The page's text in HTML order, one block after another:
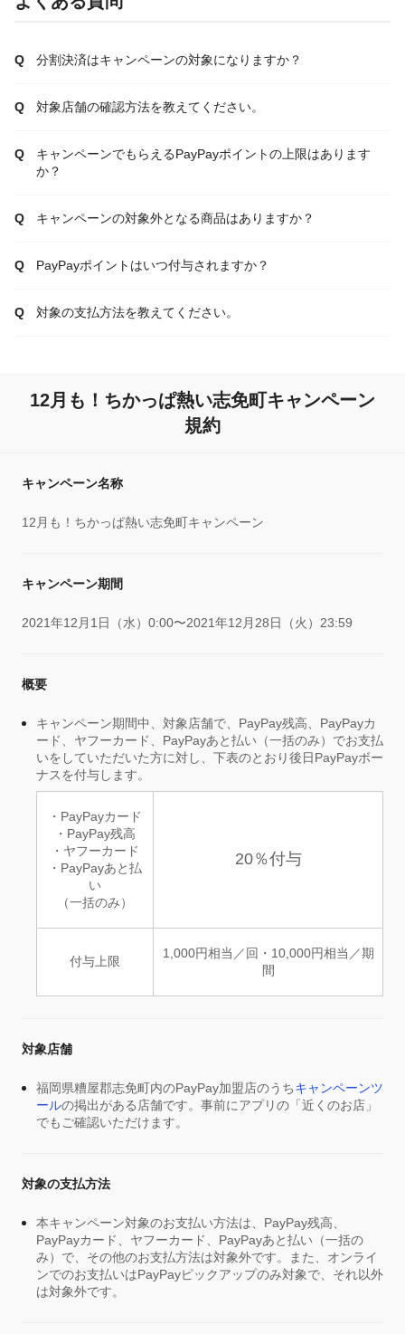
分割決済はキャンペーンの対象になりますか？
対象店舗の確認方法を教えてください。
キャンペーンでもらえるPayPayポイントの上限はあります
か？
キャンペーンの対象外となる商品はありますか？
PayPayポイントはいつ付与されますか？
対象の支払方法を教えてください。
12月も！ちかっぱ熱い志免町キャンペーン
規約
キャンペーン名称
12月も！ちかっぱ熱い志免町キャンペーン
キャンペーン期間
2021年12月1日（水）0:00〜2021年12月28日（火）23:59
概要
キャンペーン期間中、対象店舗で、PayPay残高、PayPayカ
ード、ヤフーカード、PayPayあと払い（一括のみ）でお支払
いをしていただいた方に対し、下表のとおり後日PayPayボー
ナスを付与します。
・PayPayカード
・PayPay残高
・ヤフーカード
・PayPayあと払
い
（一括のみ）
20％付与
付与上限
1,000円相当／回・10,000円相当／期
間
対象店舗
福岡県糟屋郡志免町内のPayPay加盟店のうちキャンペーンツ
ールの掲出がある店舗です。事前にアプリの「近くのお店」
でもご確認いただけます。
対象の支払方法
本キャンペーン対象のお支払い方法は、PayPay残高、
PayPayカード、ヤフーカード、PayPayあと払い（一括の
み）で、その他のお支払方法は対象外です。また、オンライ
ンでのお支払いはPayPayピックアップのみ対象で、それ以外
は対象外です。